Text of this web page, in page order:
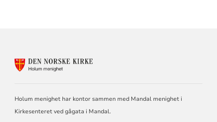
Holum menighet har kontor sammen med Mandal menighet i
Kirkesenteret ved gågata i Mandal.